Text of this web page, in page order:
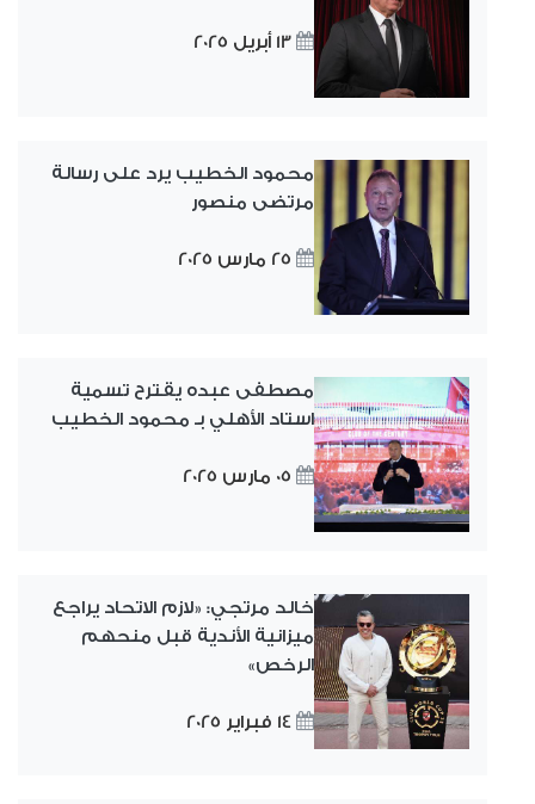
13 أبريل 2025
محمود الخطيب يرد على رسالة
مرتضى منصور
25 مارس 2025
مصطفى عبده يقترح تسمية
استاد الأهلي بـ محمود الخطيب
05 مارس 2025
خالد مرتجي: «لازم الاتحاد يراجع
ميزانية الأندية قبل منحهم
الرخص»
14 فبراير 2025